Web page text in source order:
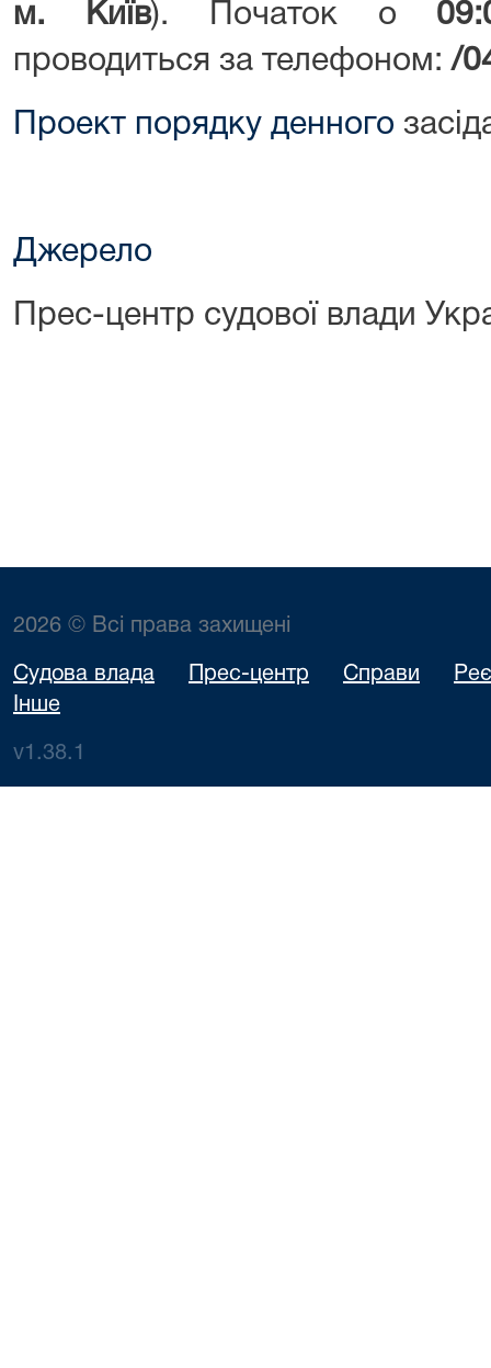
м. Київ). Початок о
проводиться за телефоном:/
Проект порядку денного
Джерело
Прес-центр судової влади
2026 © Всі права захищені
Судова влада Прес-центр Справи
Інше
v1.38.1